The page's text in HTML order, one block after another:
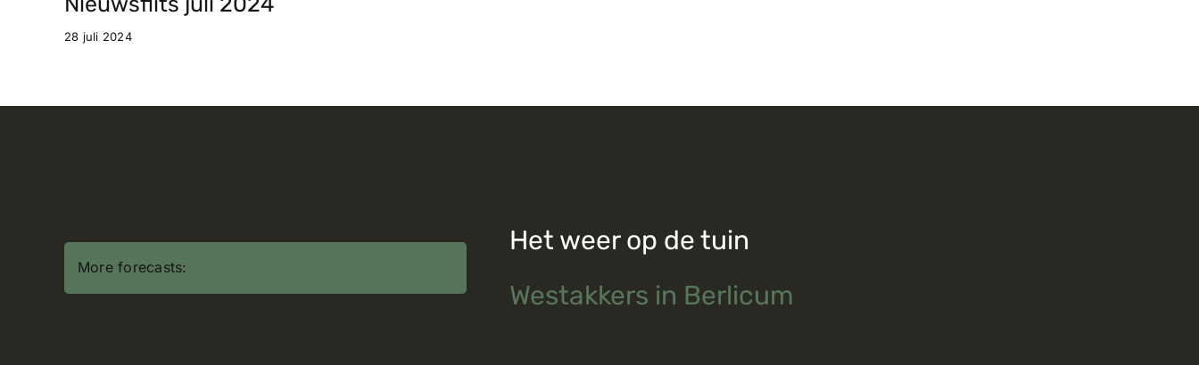
28 juli 2024
More forecasts:
Het weer op de tuin
Westakkers in Berlicum